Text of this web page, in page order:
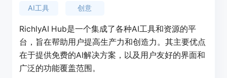
AI工具 创意
RichlyAI Hub是一个集成了各种AI工具和资源的平
台，旨在帮助用户提高生产力和创造力。其主要优点
在于提供免费的AI解决方案，以及用户友好的界面和
广泛的功能覆盖范围。